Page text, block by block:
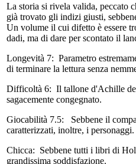
La storia si rivela valida, peccato
già trovato gli indizi giusti,
Un volume il cui difetto è essere
dadi, ma di dare per scontato il
Longevità 7: Parametro
di terminare la lettura senza
Difficoltà 6: Il tallone d'Achille
sagacemente congegnato.
Giocabilità 7.5:
Sebbene il
caratterizzati, inoltre, i personaggi.
Chicca: Sebbene tutti i libri di
grandissima soddisfazione.